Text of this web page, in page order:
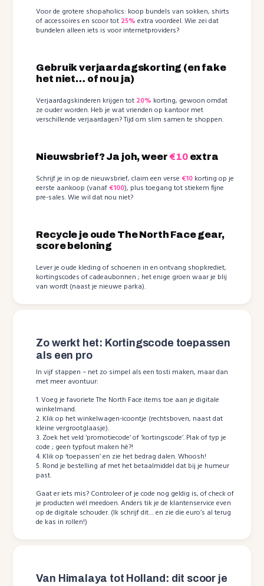
Voor de grotere shopaholics: koop bundels van sokken, shirts
of accessoires en scoor tot 25% extra voordeel. Wie zei dat
bundelen alleen iets is voor internetproviders?
Gebruik verjaardagskorting (en fake
het niet… of nou ja)
Verjaardagskinderen krijgen tot 20% korting, gewoon omdat
ze ouder worden. Heb je wat vrienden op kantoor met
verschillende verjaardagen? Tijd om slim samen te shoppen.
Nieuwsbrief? Ja joh, weer €10extra
Schrijf je in op de nieuwsbrief, claim een verse€10 korting op je
eerste aankoop (vanaf€100), plus toegang tot stiekem fijne
pre-sales. Wie wil dat nou niet?
Recycle je oude The North Face gear,
score beloning
Lever je oude kleding of schoenen in en ontvang shopkrediet,
kortingscodes of cadeaubonnen ; het enige groen waar je blij
van wordt (naast je nieuwe parka).
Zo werkt het: Kortingscode toepassen
als een pro
In vijf stappen – net zo simpel als een tosti maken, maar dan
met meer avontuur:
1. Voeg je favoriete The North Face items toe aan je digitale
winkelmand.
2. Klik op het winkelwagen-icoontje (rechtsboven, naast dat
kleine vergrootglaasje).
3. Zoek het veld ‘promotiecode’ of ‘kortingscode’. Plak of typ je
code ; geen typfout maken hè?!
4. Klik op ‘toepassen’ en zie het bedrag dalen. Whoosh!
5. Rond je bestelling af met het betaalmiddel dat bij je humeur
past.
Gaat er iets mis? Controleer of je code nog geldig is, of check of
je producten wél meedoen. Anders tik je de klantenservice even
op de digitale schouder. (Ik schrijf dit… en zie die euro’s al terug
de kas in rollen!)
Van Himalaya tot Holland: dit scoor je